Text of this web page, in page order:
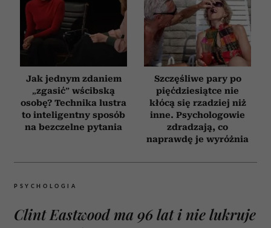
Jak jednym zdaniem
„zgasić” wścibską
osobę? Technika lustra
to inteligentny sposób
na bezczelne pytania
Szczęśliwe pary po
pięćdziesiątce nie
kłócą się rzadziej niż
inne. Psychologowie
zdradzają, co
naprawdę je wyróżnia
PSYCHOLOGIA
Clint Eastwood ma 96 lat i nie lukruje